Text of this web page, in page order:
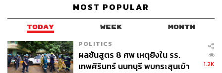
MOST POPULAR
TODAY WEEK MONTH
POLITICS
ผลชันสูตร 8 ศพ เหตุยิงใน รร.
เทพศิรินทร์ นนทบุรี พบกระสุนเข้า
1.2K